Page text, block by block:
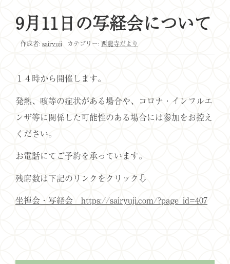
9月11日の写経会について
作成者: sairyuji カテゴリー: 西龍寺だより
１４時から開催します。
発熱、咳等の症状がある場合や、コロナ・インフルエ
ンザ等に関係した可能性のある場合には参加をお控え
ください。
お電話にてご予約を承っています。
残席数は下記のリンクをクリック⇩
坐禅会・写経会 https://sairyuji.com/?page_id=407